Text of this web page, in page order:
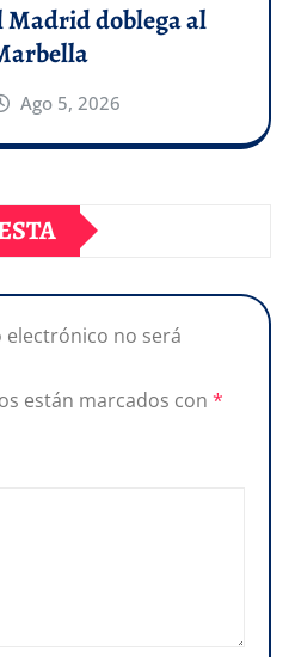
Madrid doblega al
Ago 5, 2026
no será
están marcados con *